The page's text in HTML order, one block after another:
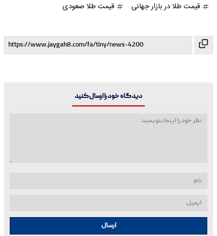
قیمت طلا در بازار جهانی
قیمت طلا صعودی
دیدگاه خود را ارسال کنید
ارسال